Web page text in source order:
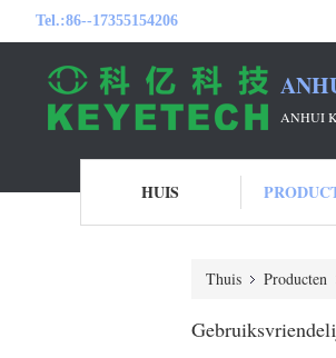
Tel.:86--17355154206
ANHUI
HUIS
Thuis Producten